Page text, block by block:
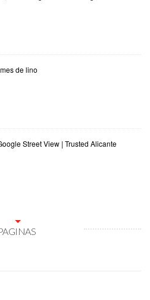
de lino
Street View | Trusted Alicante